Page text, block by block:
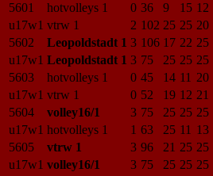
5601
hotvolleys 1 0 36 9 15 12
u17w1 vtrw 1 2 102 25 25 20
5602
Leopoldstadt 1 3 106 17 22 25
u17w1 Leopoldstadt 1 3 75 25 25 25
5603
hotvolleys 1 0 45 14 11 20
u17w1 vtrw 1 0 52 19 12 21
5604
volley16/1 3 75 25 25 25
u17w1 hotvolleys 1 1 63 25 11 13
5605
vtrw 1 3 96 21 25 25
u17w1 volley16/1 3 75 25 25 25